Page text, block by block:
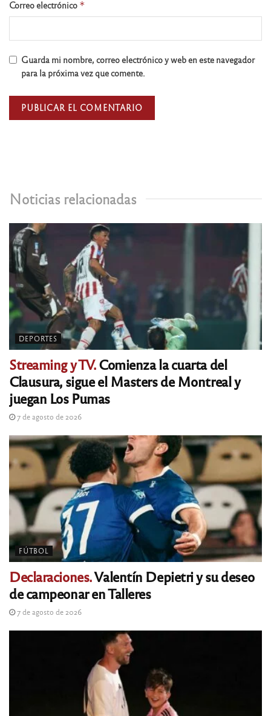
Noticias relacionadas
DEPORTES
Streaming y TV.Comienza la cuarta del
Clausura, sigue el Masters de Montreal y
juegan Los Pumas
7 de agosto de 2026
FÚTBOL
Declaraciones.Valentín Depietri y su deseo
de campeonar en Talleres
7 de agosto de 2026
Correo electrónico *
Guarda mi nombre, correo electrónico y web en este navegador
para la próxima vez que comente.